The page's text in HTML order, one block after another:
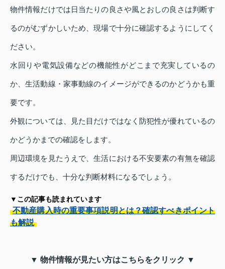
物件情報だけでは日当たりの良さや風とおしの良さは判断す
るのがむずかしいため、現場で十分に確認するようにしてく
ださい。
水回りや電気設備などの機能性がどこまで充実しているの
か、生活動線・家事動線のイメージができるのかどうかも重
要です。
外観については、見た目だけではなく防犯性が優れているの
かどうかまでの確認をします。
周辺環境を見たうえで、生活における不安要素の有無を確認
するだけでも、十分な判断材料になるでしょう。
▼この記事も読まれています
不動産購入時の重要事項説明とは？確認すべきポイント
も解説
▼ 物件情報が見たい方はこちらをクリック ▼